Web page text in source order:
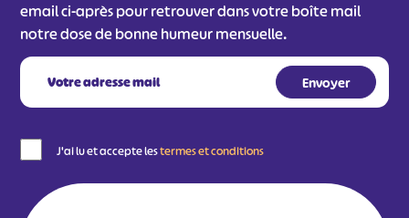
email ci-après pour retrouver dans votre boîte mail
notre dose de bonne humeur mensuelle.
J'ai lu et accepte lestermes et conditions
# #